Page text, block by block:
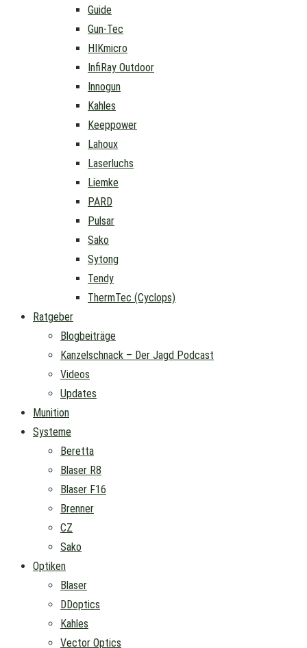
Guide
Gun-Tec
HIKmicro
InfiRay Outdoor
Innogun
Kahles
Keeppower
Lahoux
Laserluchs
Liemke
PARD
Pulsar
Sako
Sytong
Tendy
ThermTec (Cyclops)
Ratgeber
Blogbeiträge
Kanzelschnack – Der Jagd Podcast
Videos
Updates
Munition
Systeme
Beretta
Blaser R8
Blaser F16
Brenner
CZ
Sako
Optiken
Blaser
DDoptics
Kahles
Vector Optics